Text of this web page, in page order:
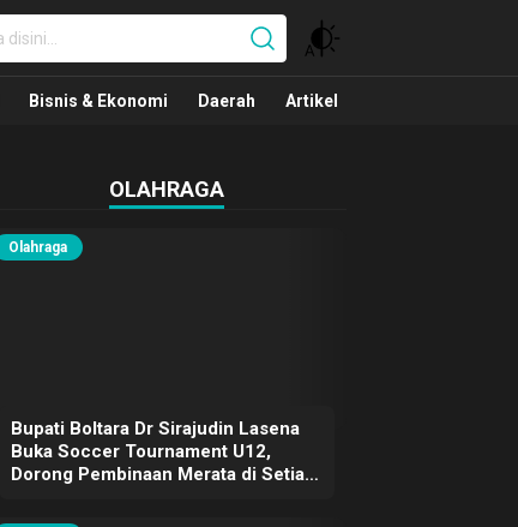
Bisnis & Ekonomi Daerah Artikel
OLAHRAGA
Olahraga
Bupati Boltara Dr Sirajudin Lasena
Buka Soccer Tournament U12,
Dorong Pembinaan Merata di Setiap